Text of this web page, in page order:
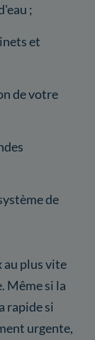
;
et
de votre
de
au plus vite
Même si la
rapide si
urgente,